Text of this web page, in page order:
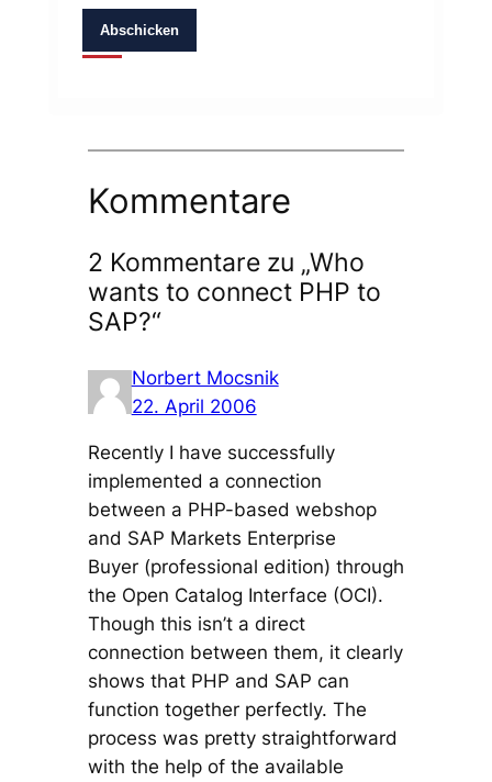
Abschicken
Kommentare
2 Kommentare zu „Who
wants to connect PHP to
SAP?“
Norbert Mocsnik
22. April 2006
Recently I have successfully
implemented a connection
between a PHP-based webshop
and SAP Markets Enterprise
Buyer (professional edition) through
the Open Catalog Interface (OCI).
Though this isn’t a direct
connection between them, it clearly
shows that PHP and SAP can
function together perfectly. The
process was pretty straightforward
with the help of the available